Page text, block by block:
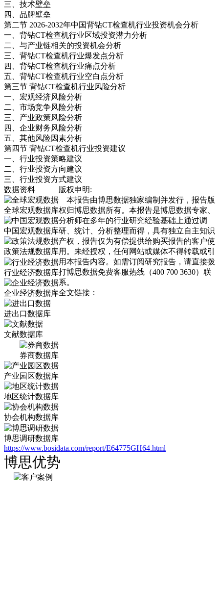
三、技术壁垒
四、品牌壁垒
第二节 2026-2032年中国背钻CT检查机行业投资机会分析
一、背钻CT检查机行业区域投资潜力分析
二、与产业链相关的投资机会分析
三、背钻CT检查机行业爆发点分析
四、背钻CT检查机行业痛点分析
五、背钻CT检查机行业空白点分析
第三节 背钻CT检查机行业风险分析
一、宏观经济风险分析
二、市场竞争风险分析
三、产业政策风险分析
四、企业财务风险分析
五、其他风险因素分析
第四节 背钻CT检查机行业投资建议
一、行业投资策略建议
二、行业投资方向建议
三、行业投资方式建议
数据资料
全球宏观数据库
中国宏观数据库
政策法规数据库
行业经济数据库
企业经济数据库
进出口数据库
文献数据库
券商数据库
产业园区数据库
地区统计数据库
协会机构数据库
博思调研数据库
版权申明:
本报告由博思数据独家编制并发行，报告版
权归博思数据所有。本报告是博思数据专家、
分析师在多年的行业研究经验基础上通过调
研、统计、分析整理而得，具有独立自主知识
产权，报告仅为有偿提供给购买报告的客户使
用。未经授权，任何网站或媒体不得转载或引
用本报告内容。如需订阅研究报告，请直接拨
打博思数据免费客服热线（400 700 3630）联
系。
全文链接：
https://www.bosidata.com/report/E64775GH64.html
博思优势